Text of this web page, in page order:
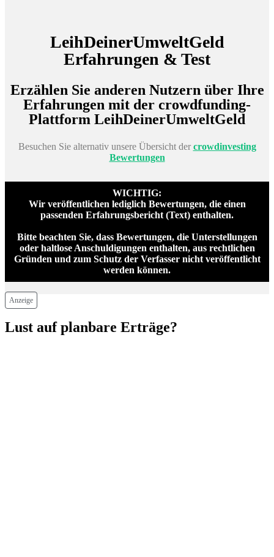
LeihDeinerUmweltGeld
Erfahrungen & Test
Erzählen Sie anderen Nutzern über Ihre
Erfahrungen mit der crowdfunding-
Plattform LeihDeinerUmweltGeld
Besuchen Sie alternativ unsere Übersicht der crowdinvesting
Bewertungen
WICHTIG:
Wir veröffentlichen lediglich Bewertungen, die einen
passenden Erfahrungsbericht (Text) enthalten.
Bitte beachten Sie, dass Bewertungen, die Unterstellungen
oder haltlose Anschuldigungen enthalten, aus rechtlichen
Gründen und zum Schutz der Verfasser nicht veröffentlicht
werden können.
Anzeige
Lust auf planbare Erträge?